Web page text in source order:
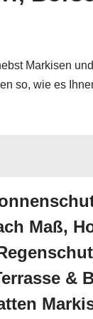
Markisen
so, wie es
Maß,
&